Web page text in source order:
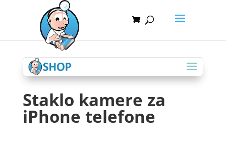
Staklo kamere za
iPhone telefone